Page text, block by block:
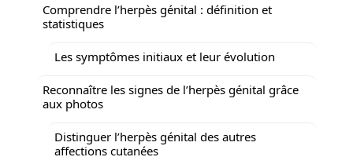
Comprendre l’herpès génital : définition et
statistiques
Les symptômes initiaux et leur évolution
Reconnaître les signes de l’herpès génital grâce
aux photos
Distinguer l’herpès génital des autres
affections cutanées